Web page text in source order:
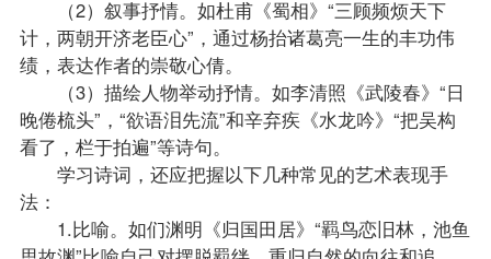
（2）叙事抒情。如杜甫《蜀相》“三顾频烦天下
计，两朝开济老臣心”，通过杨抬诸葛亮一生的丰功伟
绩，表达作者的崇敬心倩。
（3）描绘人物举动抒情。如李清照《武陵春》“日
晚倦梳头”，“欲语泪先流”和辛弃疾《水龙吟》“把吴构
看了，栏于拍遍”等诗句。
学习诗词，还应把握以下几种常见的艺术表现手
法：
1.比喻。如们渊明《归国田居》“羁鸟恋旧林，池鱼